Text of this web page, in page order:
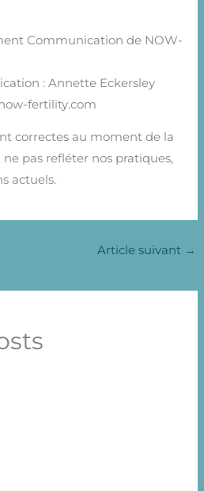
Communication de NOW-
: Annette Eckersley
fertility.com
correctes au moment de la
pas refléter nos pratiques,
actuels.
Article suivant →